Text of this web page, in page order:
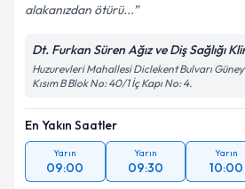
alakanızdan ötürü...
Dt. Furkan Süren Ağız ve Diş Sağlığı
Huzurevleri Mahallesi Diclekent Bulvarı
Kısım B Blok No: 40/1 İç Kapı No: 4.
En Yakın Saatler
Yarın
09:00
Yarın
09:30
Yarın
10:00